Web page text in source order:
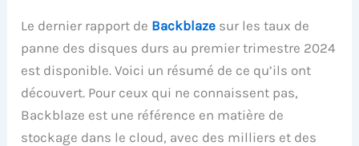
Le dernier rapport de Backblaze sur les taux de
panne des disques durs au premier trimestre 2024
est disponible. Voici un résumé de ce qu’ils ont
découvert. Pour ceux qui ne connaissent pas,
Backblaze est une référence en matière de
stockage dans le cloud, avec des milliers et des